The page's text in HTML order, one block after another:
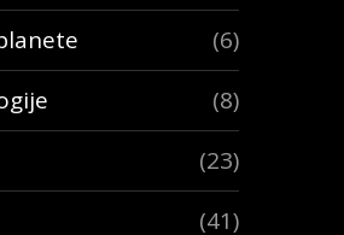
(6)
(8)
(23)
(41)